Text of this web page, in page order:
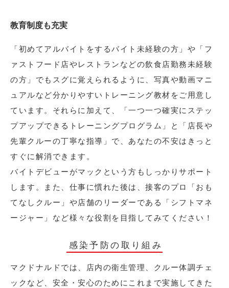
教育制度も充実
「初めてアルバイトをするバイト未経験の方」や「フ
ァストフード店やレストランなどの飲食店勤務未経験
の方」でもスグに覚えられるように、写真や動画マニ
ュアルなど分かりやすいトレーニング教材をご用意し
ています。それらに加えて、「一つ一つ確実にステッ
プアップできるトレーニングプログラム」と「店長や
先輩クルーの丁寧な指導」で、あなたの不安はきっと
すぐに解消できます。
バイトデビューがマックという方もしっかりサポート
します。また、仕事に慣れた後は、接客のプロ「おも
てなしクルー」や店舗のリーダーである「シフトマネ
ージャー」など様々な役割を目指してみてください！
感染予防の取り組み
マクドナルドでは、店内の衛生管理、クルー体調チェ
ックなど、安全・安心のためにこれまで実施してきた